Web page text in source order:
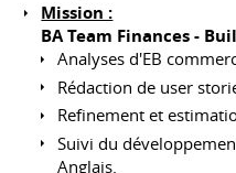
Mission :
BA Team Finances -
Analyses d'EB
Rédaction de user
Refinement et
Suivi du
Anglais.